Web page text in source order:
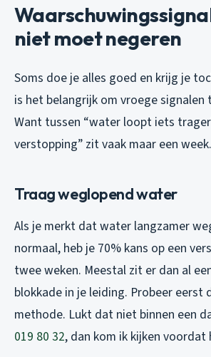
niet moet negeren
Soms doe je alles goed en krijg je
is het belangrijk om vroege signalen
Want tussen “water loopt iets
verstopping” zit vaak maar een week.
Traag weglopend water
Als je merkt dat water langzamer
normaal, heb je 70% kans op een
twee weken. Meestal zit er dan al
blokkade in je leiding. Probeer eerst
methode. Lukt dat niet binnen een
019 80 32, dan kom ik kijken voordat